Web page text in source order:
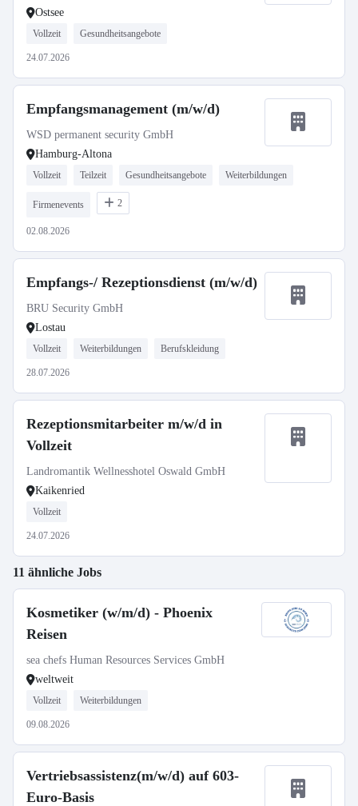
Ostsee
Vollzeit Gesundheitsangebote
24.07.2026
Empfangsmanagement (m/w/d)
WSD permanent security GmbH
Hamburg-Altona
Vollzeit Teilzeit Gesundheitsangebote Weiterbildungen
Firmenevents 2
02.08.2026
Empfangs-/ Rezeptionsdienst (m/w/d)
BRU Security GmbH
Lostau
Vollzeit Weiterbildungen Berufskleidung
28.07.2026
Rezeptionsmitarbeiter m/w/d in
Vollzeit
Landromantik Wellnesshotel Oswald GmbH
Kaikenried
Vollzeit
24.07.2026
11 ähnliche Jobs
Kosmetiker (w/m/d) - Phoenix
Reisen
sea chefs Human Resources Services GmbH
weltweit
Vollzeit Weiterbildungen
09.08.2026
Vertriebsassistenz(m/w/d) auf 603-
Euro-Basis